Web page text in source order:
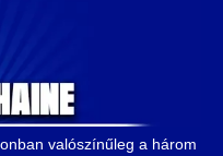
valószínűleg a három